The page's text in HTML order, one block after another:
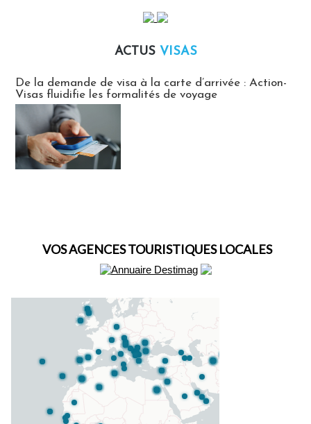
ACTUS VISAS
De la demande de visa à la carte d’arrivée : Action-
Visas fluidifie les formalités de voyage
VOS AGENCES TOURISTIQUES LOCALES